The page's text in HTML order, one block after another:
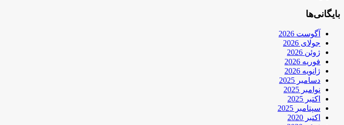
بایگانی‌ها
آگوست 2026
جولای 2026
ژوئن 2026
فوریه 2026
ژانویه 2026
دسامبر 2025
نوامبر 2025
اکتبر 2025
سپتامبر 2025
اکتبر 2020